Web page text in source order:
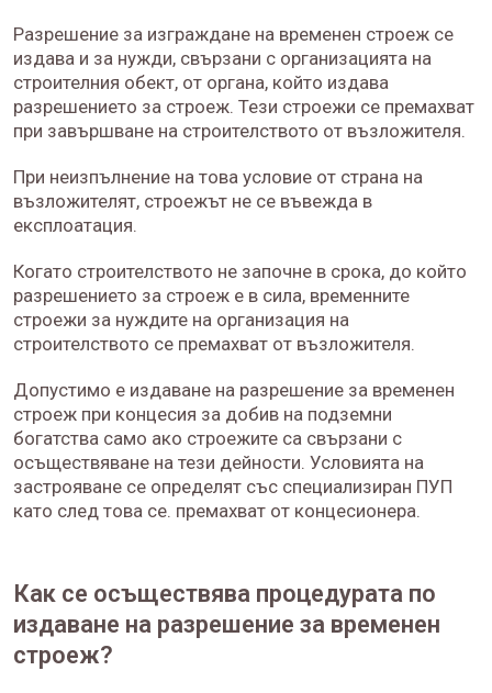
Разрешение за изграждане на временен строеж се
издава и за нужди, свързани с организацията на
строителния обект, от органа, който издава
разрешението за строеж. Тези строежи се премахват
при завършване на строителството от възложителя.
При неизпълнение на това условие от страна на
възложителят, строежът не се въвежда в
експлоатация.
Когато строителството не започне в срока, до който
разрешението за строеж е в сила, временните
строежи за нуждите на организация на
строителството се премахват от възложителя.
Допустимо е издаване на разрешение за временен
строеж при концесия за добив на подземни
богатства само ако строежите са свързани с
осъществяване на тези дейности. Условията на
застрояване се определят със специализиран ПУП
като след това се. премахват от концесионера.
Как се осъществява процедурата по
издаване на разрешение за временен
строеж?